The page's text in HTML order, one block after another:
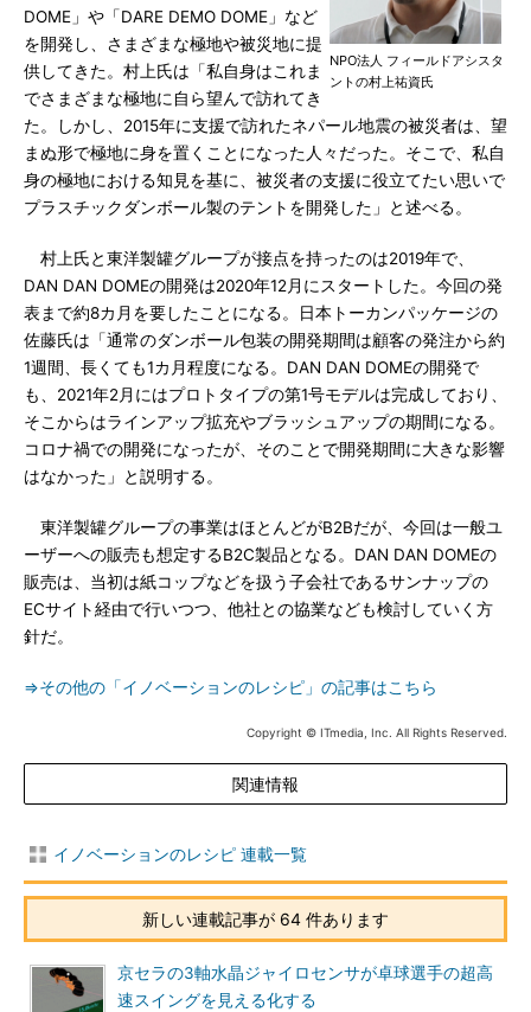
NPO法人 フィールドアシスタ
ントの村上祐資氏
DOME」や「DARE DEMO DOME」など
を開発し、さまざまな極地や被災地に提
供してきた。村上氏は「私自身はこれま
でさまざまな極地に自ら望んで訪れてき
た。しかし、2015年に支援で訪れたネパール地震の被災者は、望
まぬ形で極地に身を置くことになった人々だった。そこで、私自
身の極地における知見を基に、被災者の支援に役立てたい思いで
プラスチックダンボール製のテントを開発した」と述べる。
村上氏と東洋製罐グループが接点を持ったのは2019年で、
DAN DAN DOMEの開発は2020年12月にスタートした。今回の発
表まで約8カ月を要したことになる。日本トーカンパッケージの
佐藤氏は「通常のダンボール包装の開発期間は顧客の発注から約
1週間、長くても1カ月程度になる。DAN DAN DOMEの開発で
も、2021年2月にはプロトタイプの第1号モデルは完成しており、
そこからはラインアップ拡充やブラッシュアップの期間になる。
コロナ禍での開発になったが、そのことで開発期間に大きな影響
はなかった」と説明する。
東洋製罐グループの事業はほとんどがB2Bだが、今回は一般ユ
ーザーへの販売も想定するB2C製品となる。DAN DAN DOMEの
販売は、当初は紙コップなどを扱う子会社であるサンナップの
ECサイト経由で行いつつ、他社との協業なども検討していく方
針だ。
⇒その他の「イノベーションのレシピ」の記事はこちら
Copyright © ITmedia, Inc. All Rights Reserved.
関連情報
イノベーションのレシピ 連載一覧
新しい連載記事が 64 件あります
京セラの3軸水晶ジャイロセンサが卓球選手の超高
速スイングを見える化する